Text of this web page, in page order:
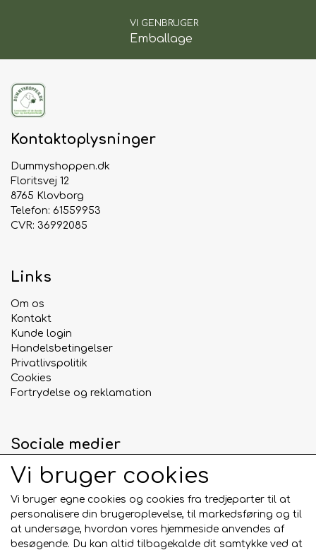
VI GENBRUGER
Emballage
Kontaktoplysninger
Dummyshoppen.dk
Floritsvej 12
8765 Klovborg
Telefon: 61559953
CVR: 36992085
Links
Om os
Kontakt
Kunde login
Handelsbetingelser
Privatlivspolitik
Cookies
Fortrydelse og reklamation
Sociale medier
Betalingskort
Vi bruger cookies
Vi bruger egne cookies og cookies fra tredjeparter til at
personalisere din brugeroplevelse, til markedsføring og til
at undersøge, hvordan vores hjemmeside anvendes af
besøgende. Du kan altid tilbagekalde dit samtykke ved at